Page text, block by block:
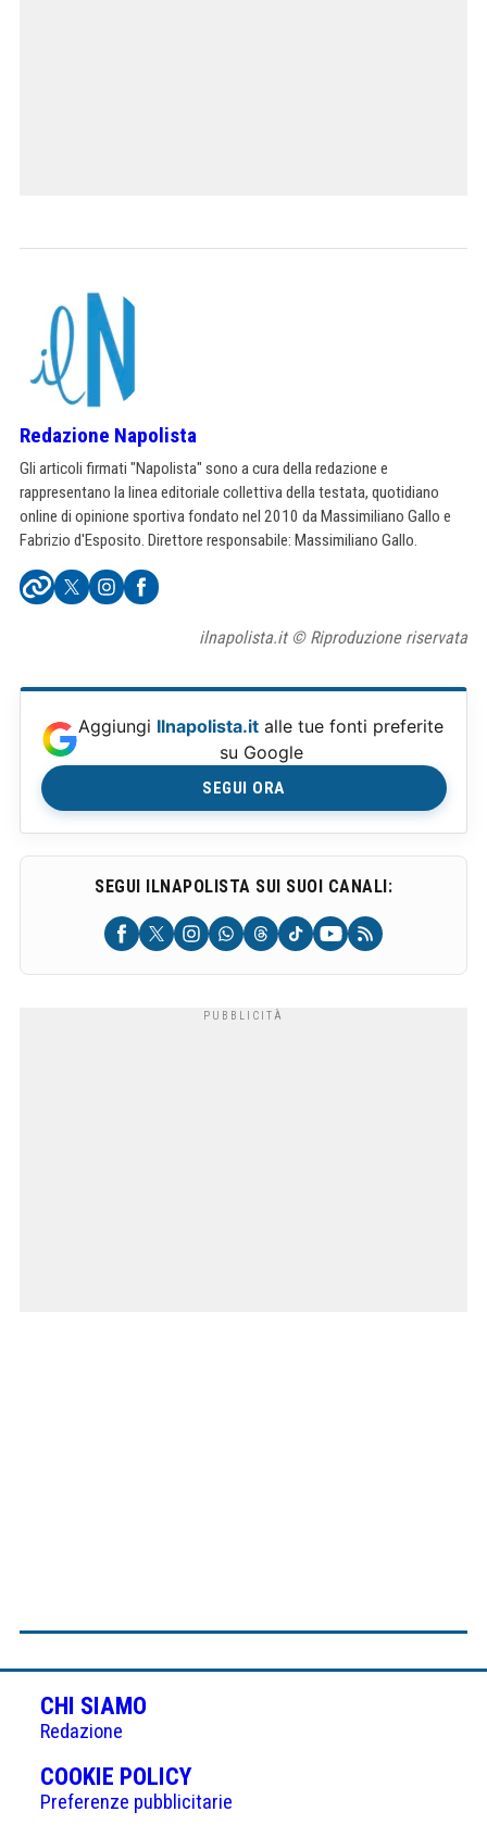
Redazione Napolista
Gli articoli firmati "Napolista" sono a cura della redazione e
rappresentano la linea editoriale collettiva della testata, quotidiano
online di opinione sportiva fondato nel 2010 da Massimiliano Gallo e
Fabrizio d'Esposito. Direttore responsabile: Massimiliano Gallo.
ilnapolista.it © Riproduzione riservata
Aggiungi Ilnapolista.it alle tue fonti preferite
su Google
SEGUI ORA
SEGUI ILNAPOLISTA SUI SUOI CANALI:
CHI SIAMO
Redazione
COOKIE POLICY(APRE
IN
Preferenze pubblicitarie